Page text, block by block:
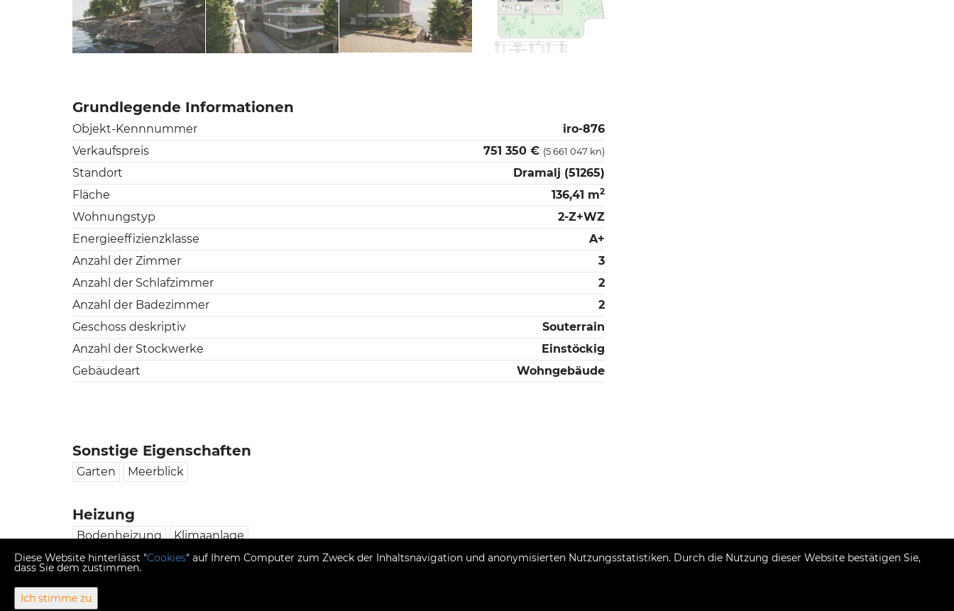
Grundlegende Informationen
Objekt-Kennnummer
iro-876
Verkaufspreis
751 350 € (5 661 047 kn)
Standort
Dramalj (51265)
Fläche
136,41 m2
Wohnungstyp
2-Z+WZ
Energieeffizienzklasse
A+
Anzahl der Zimmer
3
Anzahl der Schlafzimmer
2
Anzahl der Badezimmer
2
Geschoss deskriptiv
Souterrain
Anzahl der Stockwerke
Einstöckig
Gebäudeart
Wohngebäude
Sonstige Eigenschaften
Garten Meerblick
Heizung
Bodenheizung Klimaanlage
Diese Website hinterlässt "Cookies" auf Ihrem Computer zum Zweck der Inhaltsnavigation und anonymisierten Nutzungsstatistiken. Durch die Nutzung dieser Website bestätigen Sie,
dass Sie dem zustimmen.
Ich stimme zu